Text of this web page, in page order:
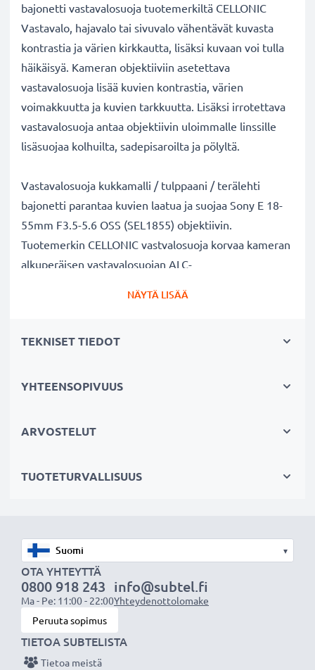
bajonetti vastavalosuoja tuotemerkiltä CELLONIC
Vastavalo, hajavalo tai sivuvalo vähentävät kuvasta
kontrastia ja värien kirkkautta, lisäksi kuvaan voi tulla
häikäisyä. Kameran objektiiviin asetettava
vastavalosuoja lisää kuvien kontrastia, värien
voimakkuutta ja kuvien tarkkuutta. Lisäksi irrotettava
vastavalosuoja antaa objektiivin uloimmalle linssille
lisäsuojaa kolhuilta, sadepisaroilta ja pölyltä.
Vastavalosuoja kukkamalli / tulppaani / terälehti
bajonetti parantaa kuvien laatua ja suojaa Sony E 18-
55mm F3.5-5.6 OSS (SEL1855) objektiivin.
Tuotemerkin CELLONIC vastvalosuoja korvaa kameran
alkuperäisen vastavalosuojan ALC-
terälehti bajonetti tuotemerkiltä CELLONIC
✔ Lisää värien syvyyttä, kontrastia ja yksityiskohtia
✔ Suojaa linssiä sateelta, pölyltä sekä muilta tahroilta
vastavalosuojaa
✔ Vastavalosuoja muotokuva- ja teleobjektiiveille
✔ Voidaan yhdistää linssisuojukseen, objektiivin
suojukseen tai suotimiin
✔ Muotoiltu bajonetti-vastavalosuoja
bajonettikiinnityksellä, sopii vain tiettyihin
objektiiveihin
NÄYTÄ LISÄÄ
TEKNISET TIEDOT
YHTEENSOPIVUUS
ARVOSTELUT
TUOTETURVALLISUUS
▾
OTA YHTEYTTÄ
0800 918 243
Ma - Pe: 11:00 - 22:00
info@subtel.fi
Yhteydenottolomake
Peruuta sopimus
TIETOA SUBTELISTA
Tietoa meistä